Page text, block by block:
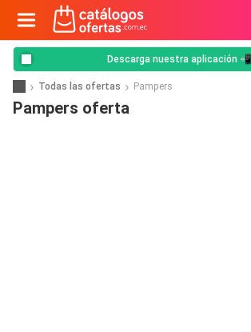
Descarga nuestra aplicación 📲
Todas las ofertas Pampers
Pampers oferta